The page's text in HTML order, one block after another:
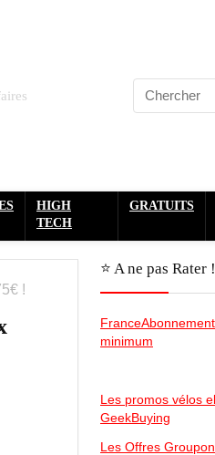
HIGH
TECH
GRATUITS
!
⭐️ A ne pas Rater !
minimum
Les promos vélos
GeekBuying
Les Offres Groupon